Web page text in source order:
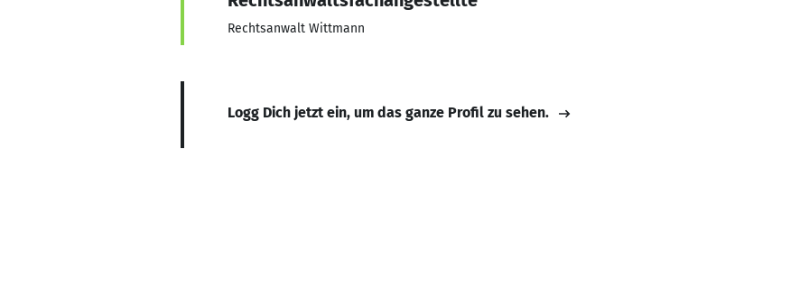
Rechtsanwalt Wittmann
Logg Dich jetzt ein, um das ganze Profil zu sehen.